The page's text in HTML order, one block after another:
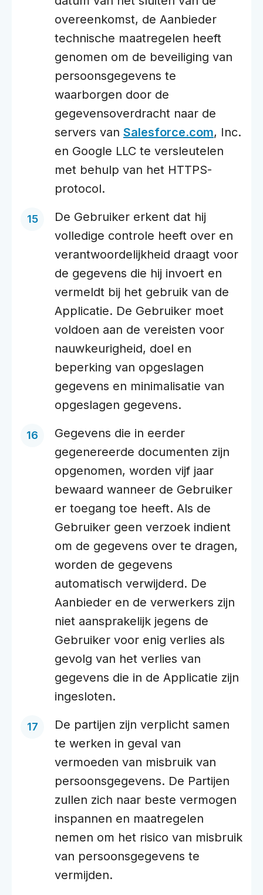
overeenkomst, de Aanbieder
technische maatregelen heeft
genomen om de beveiliging van
persoonsgegevens te
waarborgen door de
gegevensoverdracht naar de
servers van Salesforce.com, Inc.
en Google LLC te versleutelen
met behulp van het HTTPS-
protocol.
De Gebruiker erkent dat hij
volledige controle heeft over en
verantwoordelijkheid draagt voor
de gegevens die hij invoert en
vermeldt bij het gebruik van de
Applicatie. De Gebruiker moet
voldoen aan de vereisten voor
nauwkeurigheid, doel en
beperking van opgeslagen
gegevens en minimalisatie van
opgeslagen gegevens.
Gegevens die in eerder
gegenereerde documenten zijn
opgenomen, worden vijf jaar
bewaard wanneer de Gebruiker
er toegang toe heeft. Als de
Gebruiker geen verzoek indient
om de gegevens over te dragen,
worden de gegevens
automatisch verwijderd. De
Aanbieder en de verwerkers zijn
niet aansprakelijk jegens de
Gebruiker voor enig verlies als
gevolg van het verlies van
gegevens die in de Applicatie zijn
ingesloten.
De partijen zijn verplicht samen
te werken in geval van
vermoeden van misbruik van
persoonsgegevens. De Partijen
zullen zich naar beste vermogen
inspannen en maatregelen
nemen om het risico van misbruik
van persoonsgegevens te
vermijden.